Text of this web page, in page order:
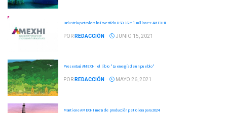
Industria petrolera ha invertido USD 16 mil millones: AMEXHI
POR REDACCIÓN JUNIO 15, 2021
Presentará AMEXHI el libro "La energía de un pueblo"
POR REDACCIÓN MAYO 26, 2021
Mantiene AMEXHI meta de producción petrolera para 2024